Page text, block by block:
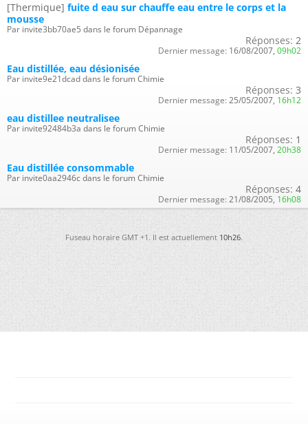
[Thermique] fuite d eau sur chauffe eau entre le corps et la
mousse
Par invite3bb70ae5 dans le forum Dépannage
Réponses: 2
Dernier message: 16/08/2007, 09h02
Eau distillée, eau désionisée
Par invite9e21dcad dans le forum Chimie
Réponses: 3
Dernier message: 25/05/2007, 16h12
eau distillee neutralisee
Par invite92484b3a dans le forum Chimie
Réponses: 1
Dernier message: 11/05/2007, 20h38
Eau distillée consommable
Par invite0aa2946c dans le forum Chimie
Réponses: 4
Dernier message: 21/08/2005, 16h08
Fuseau horaire GMT +1. Il est actuellement10h26.